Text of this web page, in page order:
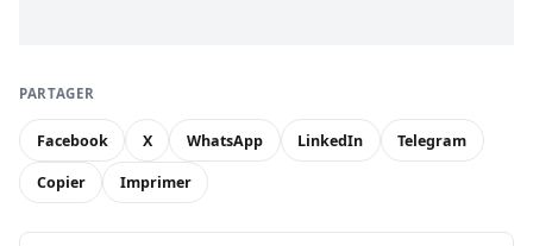
PARTAGER
Facebook X WhatsApp LinkedIn Telegram
Copier Imprimer